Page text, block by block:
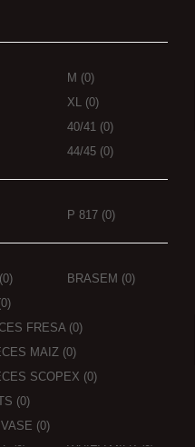
M (0)
XL (0)
40/41 (0)
44/45 (0)
P 817 (0)
BRASEM (0)
FRESA(0)
MAIZ (0)
SCOPEX (0)
(0)
(0)